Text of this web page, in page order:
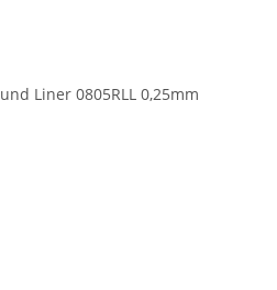
Liner 0805RLL 0,25mm